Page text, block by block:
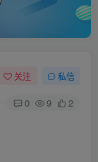
关注 私信
0 9 2